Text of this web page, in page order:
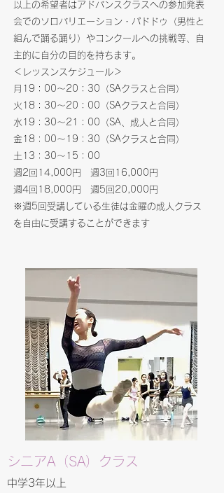
以上の希望者はアドバンスクラスへの参加発表
会でのソロバリエーション・パドドゥ（男性と
組んで踊る踊り）やコンクールへの挑戦等、自
主的に自分の目的を持ちます。
＜レッスンスケジュール＞
月19：00～20：30（SAクラスと合同）
火18：30～20：00（SAクラスと合同）
水19：30～21：00（SA、成人と合同）
金18：00～19：30（SAクラスと合同）
​土13：30～15：00
週2回14,000円 週3回16,000円
​週4回18,000円 週5回20,000円
​※週5回受講している生徒は金曜の成人クラス
を自由に受講することができます
​​シニアA（SA）クラス
​​中学3年以上